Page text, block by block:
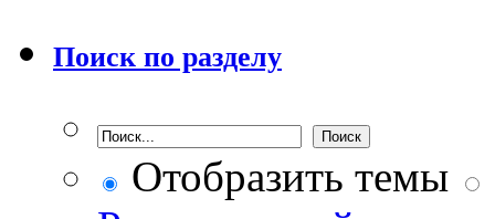
Поиск по разделу
Отобразить темы